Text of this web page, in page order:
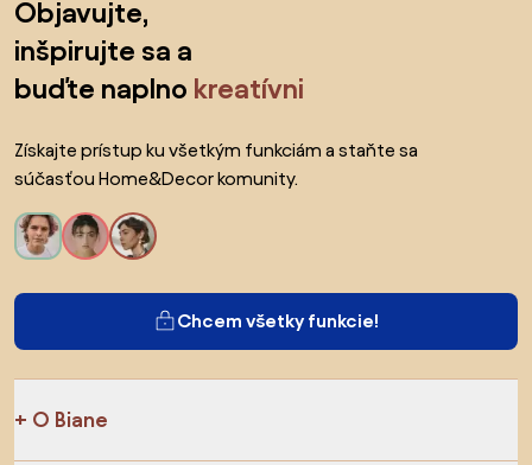
Objavujte,
inšpirujte sa a
buďte naplno kreatívni
Získajte prístup ku všetkým funkciám a staňte sa
súčasťou Home&Decor komunity.
Chcem všetky funkcie!
O Biane